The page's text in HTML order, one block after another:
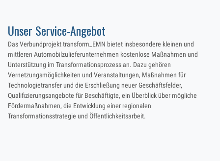
Unser Service-Angebot
Das Verbundprojekt transform_EMN bietet insbesondere kleinen und
mittleren Automobilzulieferunternehmen kostenlose Maßnahmen und
Unterstützung im Transformationsprozess an. Dazu gehören
Vernetzungsmöglichkeiten und Veranstaltungen, Maßnahmen für
Technologietransfer und die Erschließung neuer Geschäftsfelder,
Qualifizierungsangebote für Beschäftigte, ein Überblick über mögliche
Fördermaßnahmen, die Entwicklung einer regionalen
Transformationsstrategie und Öffentlichkeitsarbeit.